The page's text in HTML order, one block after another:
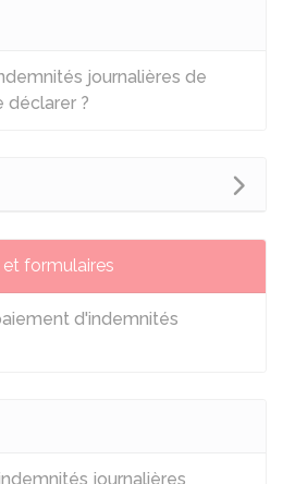
journalières de
déclarer ?
formulaires
d'indemnités
journalières